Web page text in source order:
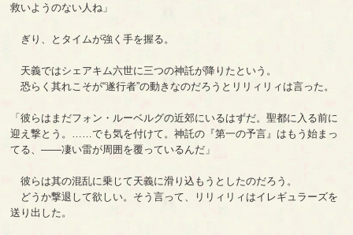
救いようのない人ね」
ぎり、とタイムが強く手を握る。
天義ではシェアキム六世に三つの神託が降りたという。
恐らく其れこそが“遂行者”の動きなのだろうとリリィリィは言った。
「彼らはまだフォン・ルーベルグの近郊にいるはずだ。聖都に入る前に
迎え撃とう。……でも気を付けて。神託の『第一の予言』はもう始まっ
てる、――凄い雷が周囲を覆っているんだ」
彼らは其の混乱に乗じて天義に滑り込もうとしたのだろう。
どうか撃退して欲しい。そう言って、リリィリィはイレギュラーズを
送り出した。